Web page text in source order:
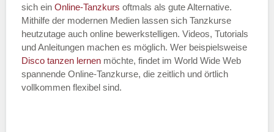
sich ein Online-Tanzkurs oftmals als gute Alternative.
Mithilfe der modernen Medien lassen sich Tanzkurse
heutzutage auch online bewerkstelligen. Videos, Tutorials
und Anleitungen machen es möglich. Wer beispielsweise
Disco tanzen lernen möchte, findet im World Wide Web
spannende Online-Tanzkurse, die zeitlich und örtlich
vollkommen flexibel sind.